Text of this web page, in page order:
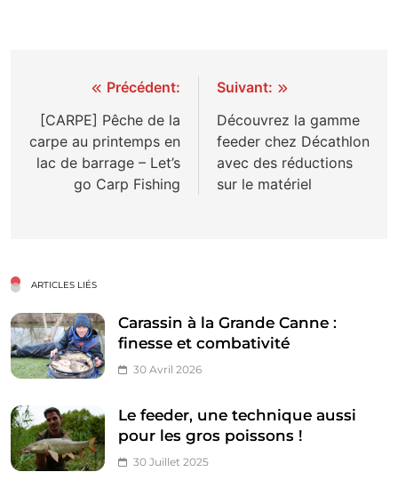
Navigation
de
l’article
Précédent:
[CARPE] Pêche de la
carpe au printemps en
lac de barrage – Let’s
go Carp Fishing
Suivant:
Découvrez la gamme
feeder chez Décathlon
avec des réductions
sur le matériel
ARTICLES LIÉS
Carassin à la Grande Canne :
finesse et combativité
30 Avril 2026
Le feeder, une technique aussi
pour les gros poissons !
30 Juillet 2025